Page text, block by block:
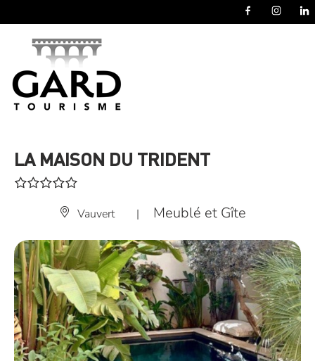
LA MAISON DU TRIDENT
Vauvert | Meublé et Gîte